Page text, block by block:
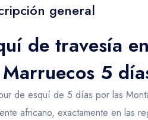
general
de travesía
5
de esquí de 5 días por las
africano, exactamente en las